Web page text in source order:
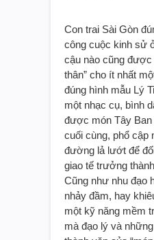
Con trai Sài Gòn
công cuộc kinh sử
cậu nào cũng được
thân” cho ít nhất
đúng hình mẫu Lý
một nhạc cụ, bình
được món Tây
cuối cùng, phổ cập
đường lả lướt để
giao tế trưởng
Cũng như nhu đạo
nhảy đầm, hay
một kỹ năng mềm
mà đạo lý và